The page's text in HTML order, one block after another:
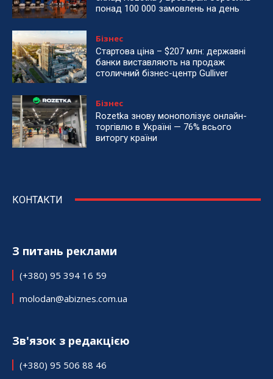
понад 100 000 замовлень на день
Бізнес
Стартова ціна – $207 млн: державні
банки виставляють на продаж
столичний бізнес-центр Gulliver
Бізнес
Rozetka знову монополізує онлайн-
торгівлю в Україні — 76% всього
виторгу країни
КОНТАКТИ
З питань реклами
(+380) 95 394 16 59
molodan@abiznes.com.ua
Зв'язок з редакцією
(+380) 95 506 88 46